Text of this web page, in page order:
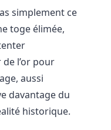
simplement ce
toge élimée,
l’or pour
aussi
davantage du
historique.